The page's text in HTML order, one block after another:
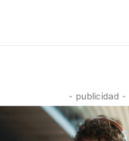
- publicidad -